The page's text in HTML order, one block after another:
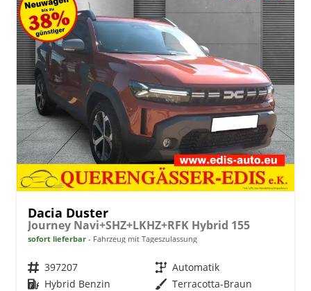
Dacia Duster
Journey Navi+SHZ+LKHZ+RFK Hybrid 155
sofort lieferbar Fahrzeug mit Tageszulassung
Fahrzeugnr. 397207 Getriebe Automatik
Kraftstoff Hybrid Benzin Außenfarbe Terracotta-Braun